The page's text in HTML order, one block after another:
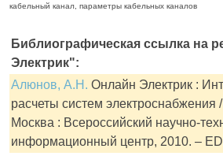
кабельный канал, параметры кабельных каналов
Библиографическая ссылка на
Электрик":
Алюнов, А.Н. Онлайн Электрик :
расчеты систем
Москва : Всероссийский научно-
информационный центр, 2010. –